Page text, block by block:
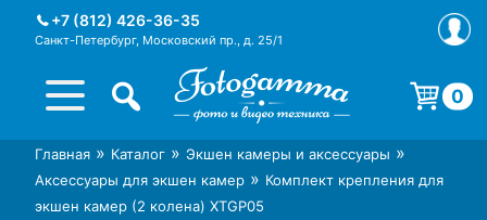
+7 (812) 426-36-35
Санкт-Петербург, Московский пр., д. 25/1
Интернет-магазин фототехники
Foto-Gamma в СПб
Магазин фотоаксессуаров foto-
gamma.ru
0
Корзина пуста.
Главная » Каталог » Экшен камеры и аксессуары »
Аксессуары для экшен камер » Комплект крепления для
экшен камер (2 колена) XTGP05